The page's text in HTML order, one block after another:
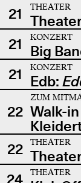
21
THEATER
21
KONZERT
Big
21
KONZERT
Edb:
22
ZUM
Walk-
22
THEATER
24
THEATER